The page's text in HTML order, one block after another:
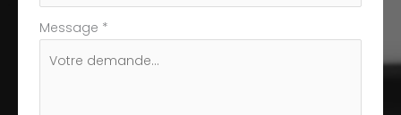
Message *